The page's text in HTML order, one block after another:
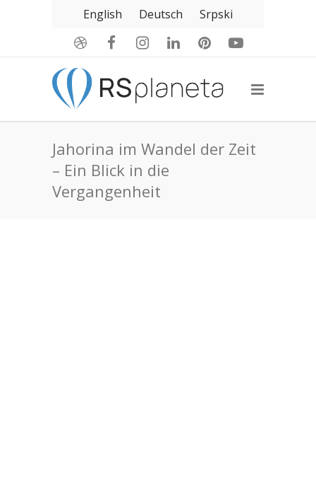
English Deutsch Srpski
Jahorina im Wandel der Zeit
– Ein Blick in die
Vergangenheit